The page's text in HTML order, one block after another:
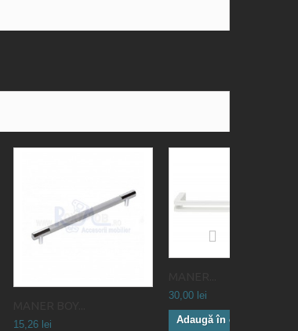
15,26 lei
30,00 lei
Adaugă în coş